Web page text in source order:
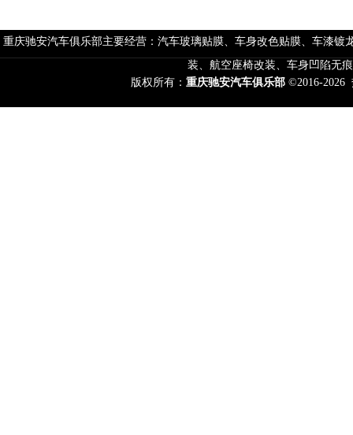
重庆驰安汽车俱乐部主要经营：汽车玻璃贴膜、车身改色贴膜、车漆
装、航空座椅改装、车身凹陷无
版权所有： 重庆驰安汽车俱乐部©2016-2026